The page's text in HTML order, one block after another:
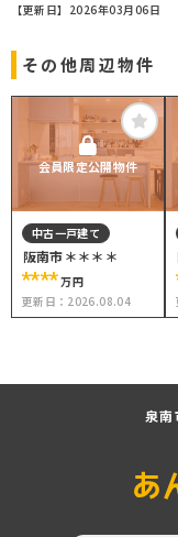
【更新日】2026年03月06日
その他周辺物件
会員限定公開物件
中古一戸建て
阪南市＊＊＊＊
****万円
更新日： 2026.08.04
泉南